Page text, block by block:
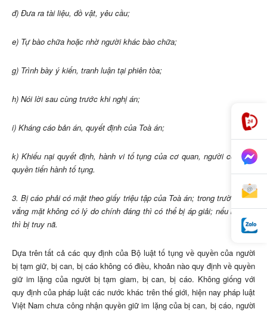
đ) Đưa ra tài liệu, đồ vật, yêu cầu;
e) Tự bào chữa hoặc nhờ người khác bào chữa;
g) Trình bày ý kiến, tranh luận tại phiên tòa;
h) Nói lời sau cùng trước khi nghị án;
i) Kháng cáo bản án, quyết định của Toà án;
k) Khiếu nại quyết định, hành vi tố tụng của cơ quan, người có thẩm
quyền tiến hành tố tụng.
3. Bị cáo phải có mặt theo giấy triệu tập của Toà án; trong trường hợp
vắng mặt không có lý do chính đáng thì có thể bị áp giải; nếu bỏ trốn
thì bị truy nã.
Dựa trên tất cả các quy định của Bộ luật tố tụng về quyền của người
bị tạm giữ, bị can, bị cáo không có điều, khoản nào quy định về quyền
giữ im lặng của người bị tạm giam, bị can, bị cáo. Không giống với
quy định của pháp luật các nước khác trên thế giới, hiện nay pháp luật
Việt Nam chưa công nhận quyền giữ im lặng của bị can, bị cáo, người